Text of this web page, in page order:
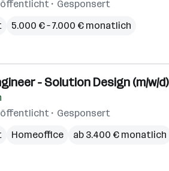
Gesponsert
5.000 € – 7.000 € monatlich
- Solution Design (m/w/d)
Gesponsert
Homeoffice ab 3.400 € monatlich